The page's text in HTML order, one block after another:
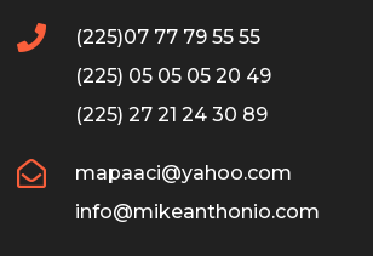
(225)07 77 79 55 55
(225) 05 05 05 20 49
(225) 27 21 24 30 89
mapaaci@yahoo.com
info@mikeanthonio.com